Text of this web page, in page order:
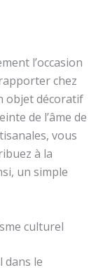
l’occasion
chez
objet décoratif
de l’âme de
vous
à la
un simple
culturel
dans le